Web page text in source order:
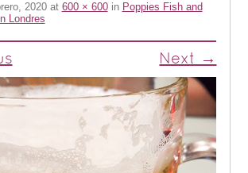
2020at 600 × 600in Poppies Fish and
Londres
Next →